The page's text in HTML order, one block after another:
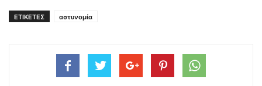
ΕΤΙΚΕΤΕΣ αστυνομία